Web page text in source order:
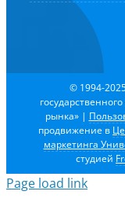
© 1994-
рынка» |
продвижение в
маркетинга
студией
Page load link